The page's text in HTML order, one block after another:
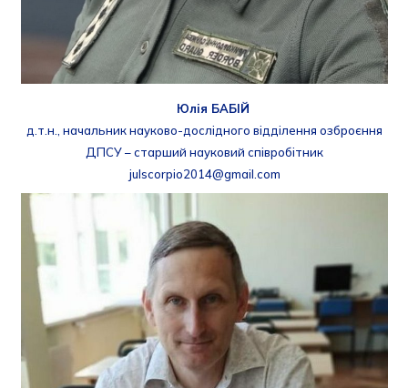
Юлія БАБІЙ
д.т.н., начальник науково-дослідного відділення озброєння
ДПСУ – старший науковий співробітник
julscorpio2014@gmail.com